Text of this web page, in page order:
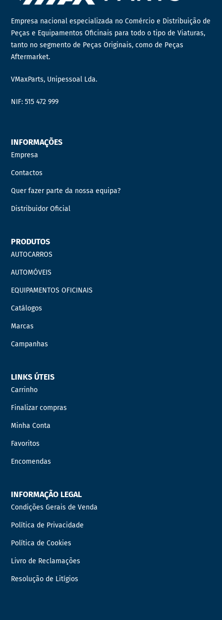
Empresa nacional especializada no Comércio e Distribuição de
Peças e Equipamentos Oficinais para todo o tipo de Viaturas,
tanto no segmento de Peças Originais, como de Peças
Aftermarket.
VMaxParts, Unipessoal Lda.
NIF: 515 472 999
INFORMAÇÕES
Empresa
Contactos
Quer fazer parte da nossa equipa?
Distribuidor Oficial
PRODUTOS
AUTOCARROS
AUTOMÓVEIS
EQUIPAMENTOS OFICINAIS
Catálogos
Marcas
Campanhas
LINKS ÚTEIS
Carrinho
Finalizar compras
Minha Conta
Favoritos
Encomendas
INFORMAÇÃO LEGAL
Condições Gerais de Venda
Política de Privacidade
Política de Cookies
Livro de Reclamações
Resolução de Litígios